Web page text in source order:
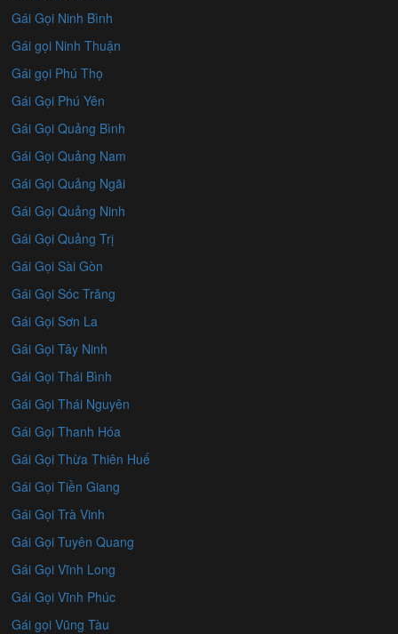
Gái Gọi Ninh Bình
Gái gọi Ninh Thuận
Gái gọi Phú Thọ
Gái Gọi Phú Yên
Gái Gọi Quảng Bình
Gái Gọi Quảng Nam
Gái Gọi Quảng Ngãi
Gái Gọi Quảng Ninh
Gái Gọi Quảng Trị
Gái Gọi Sài Gòn
Gái Gọi Sóc Trăng
Gái Gọi Sơn La
Gái Gọi Tây Ninh
Gái Gọi Thái Bình
Gái Gọi Thái Nguyên
Gái Gọi Thanh Hóa
Gái Gọi Thừa Thiên Huế
Gái Gọi Tiền Giang
Gái Gọi Trà Vinh
Gái Gọi Tuyên Quang
Gái Gọi Vĩnh Long
Gái Gọi Vĩnh Phúc
Gái gọi Vũng Tàu